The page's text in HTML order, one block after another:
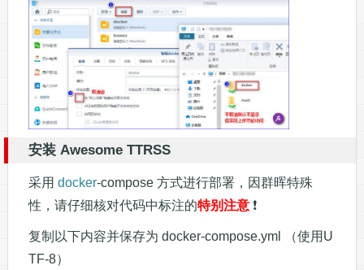
安装 Awesome TTRSS
采用 docker-compose 方式进行部署，因群晖特殊
性，请仔细核对代码中标注的特别注意❗
复制以下内容并保存为 docker-compose.yml （使用U
TF-8）